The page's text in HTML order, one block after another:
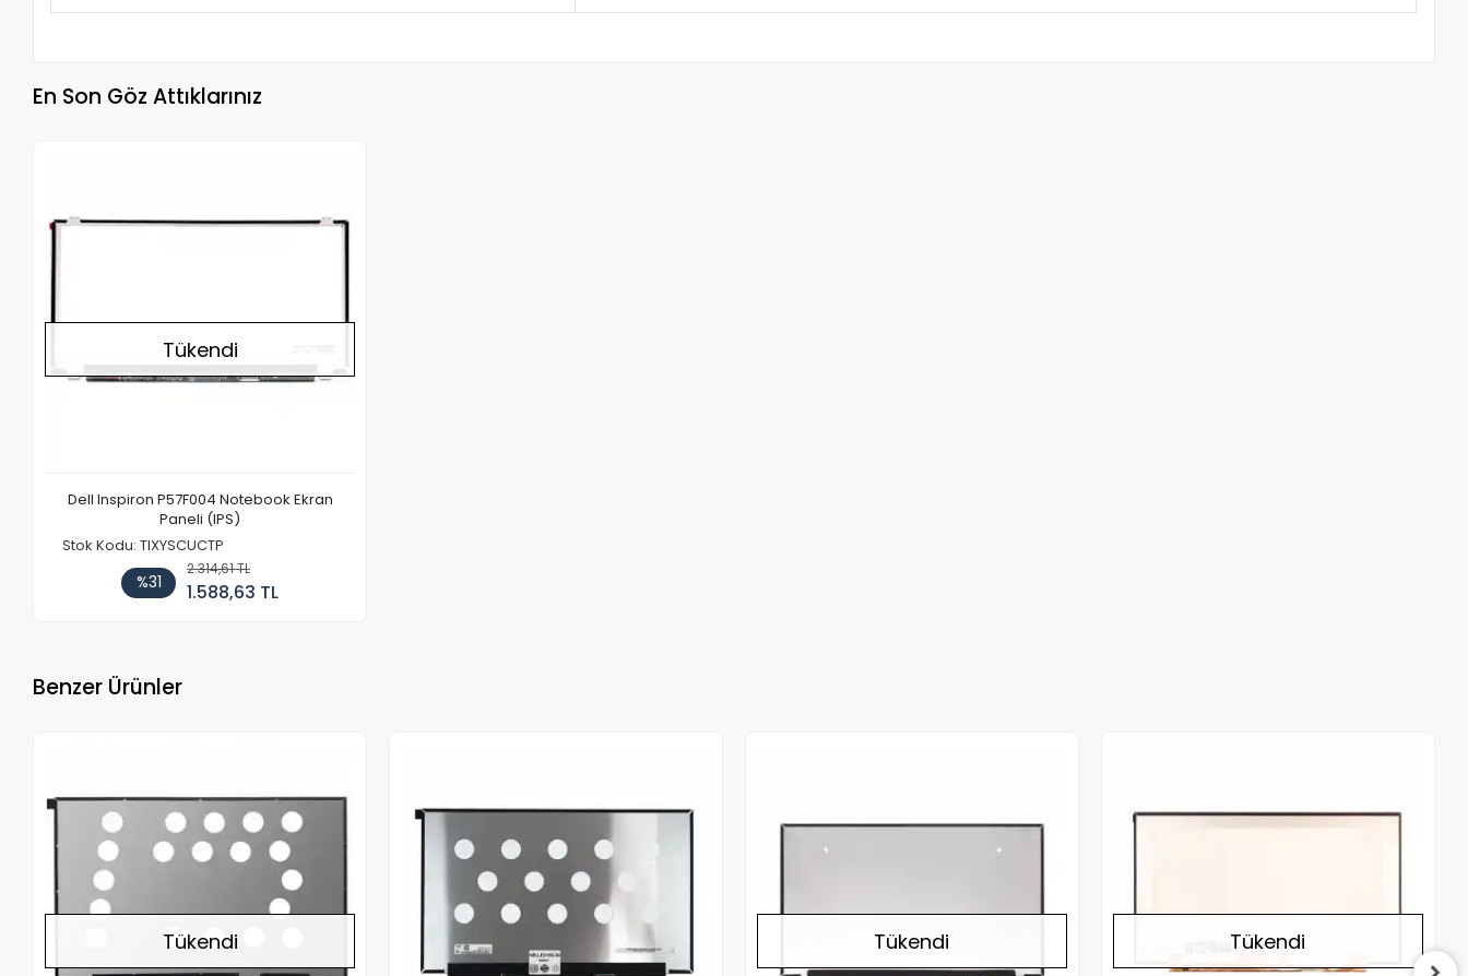
En Son Göz Attıklarınız
Tükendi
Dell Inspiron P57F004 Notebook Ekran
Paneli (IPS)
Stok Kodu: TIXYSCUCTP
%31
2.314,61 TL
1.588,63 TL
Benzer Ürünler
Tükendi Tükendi Tükendi